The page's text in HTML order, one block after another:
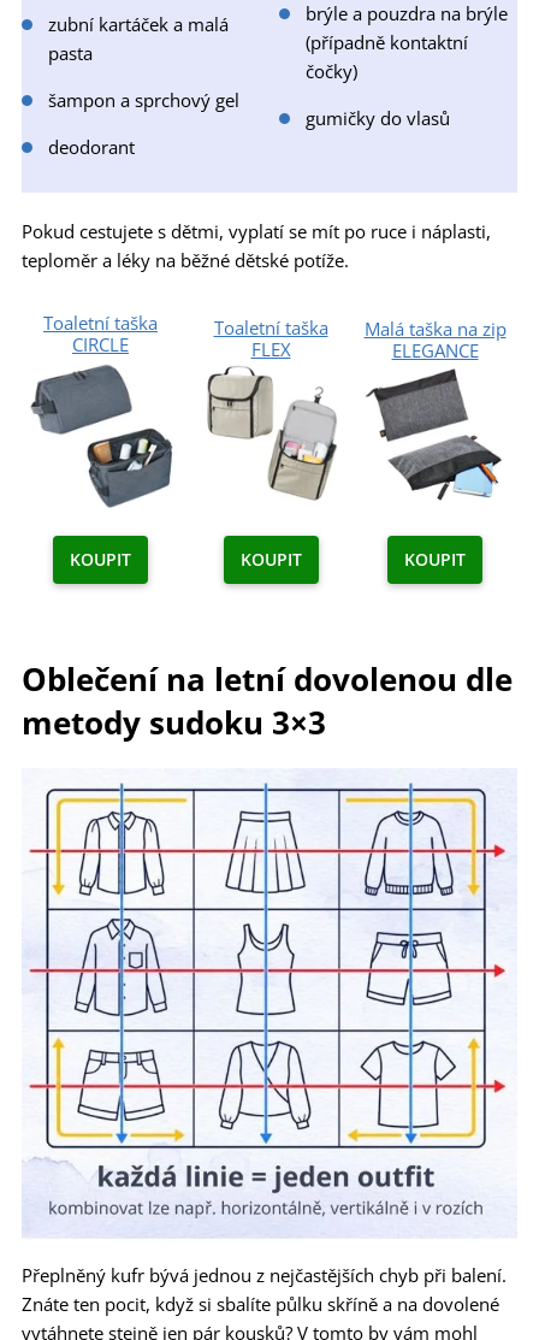
zubní kartáček a malá
pasta
šampon a sprchový gel
deodorant
brýle a pouzdra na brýle
(případně kontaktní
čočky)
gumičky do vlasů
Pokud cestujete s dětmi, vyplatí se mít po ruce i náplasti,
teploměr a léky na běžné dětské potíže.
Toaletní taška
CIRCLE
Toaletní taška
FLEX
Malá taška na zip
ELEGANCE
KOUPIT KOUPIT KOUPIT
Oblečení na letní dovolenou dle
metody sudoku 3×3
Přeplněný kufr bývá jednou z nejčastějších chyb při balení.
Znáte ten pocit, když si sbalíte půlku skříně a na dovolené
vytáhnete stejně jen pár kousků? V tomto by vám mohl